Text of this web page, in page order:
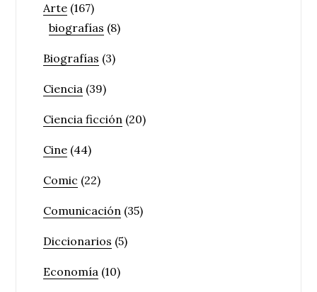
Arte (167)
biografías (8)
Biografías (3)
Ciencia (39)
Ciencia ficción (20)
Cine (44)
Comic (22)
Comunicación (35)
Diccionarios (5)
Economía (10)